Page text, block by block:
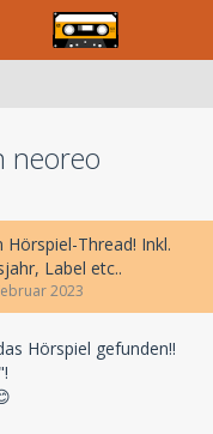
neoreo
Hörspiel-Thread! Inkl.
Label etc..
2023
Hörspiel gefunden!!